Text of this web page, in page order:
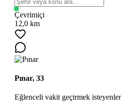
Çevrimiçi
12,0 km
Pınar, 33
Eğlenceli vakit geçirmek